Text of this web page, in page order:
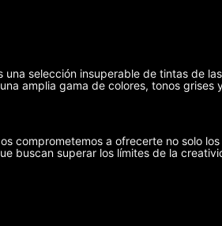
selección insuperable de tintas de
amplia gama de colores, tonos
comprometemos a ofrecerte no solo
buscan superar los límites de la